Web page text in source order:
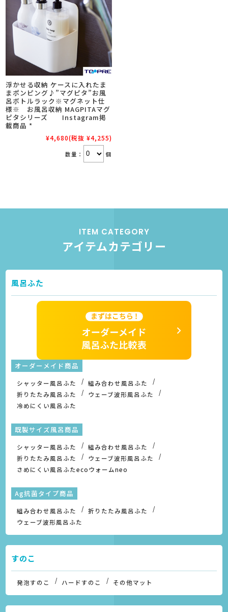
浮かせる収納 ケースに入れたま
まポンピング♪”マグピタ”お風
呂ボトルラック※マグネット仕
様※ お風呂収納 MAGPITAマグ
ピタシリーズ Instagram掲
載商品 *
¥4,680(税抜 ¥4,255)
数量： 個
ITEM CATEGORY
アイテムカテゴリー
風呂ふた
オーダーメイド商品
シャッター風呂ふた
組み合わせ風呂ふた
折りたたみ風呂ふた
ウェーブ波形風呂ふた
冷めにくい風呂ふた
既製サイズ風呂商品
シャッター風呂ふた
組み合わせ風呂ふた
折りたたみ風呂ふた
ウェーブ波形風呂ふた
さめにくい風呂ふたecoウォームneo
Ag抗菌タイプ商品
組み合わせ風呂ふた
折りたたみ風呂ふた
ウェーブ波形風呂ふた
すのこ
発泡すのこ ハードすのこ その他マット